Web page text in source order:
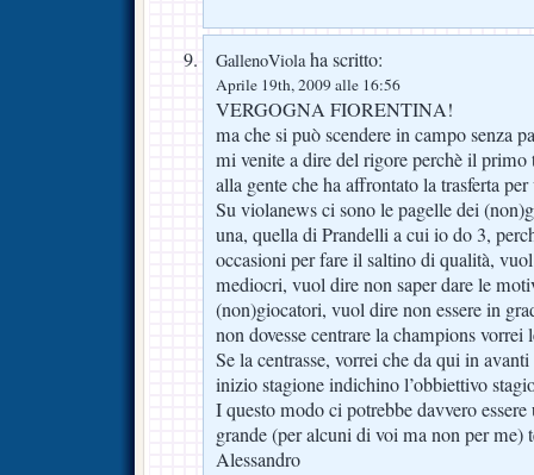
GallenoViolaha scritto:
Aprile 19th, 2009 alle 16:56
VERGOGNA FIORENTINA!
ma che si può scendere in campo senza
mi venite a dire del rigore perchè il primo
alla gente che ha affrontato la trasferta
Su violanews ci sono le pagelle dei
una, quella di Prandelli a cui io do 3,
occasioni per fare il saltino di qualità,
mediocri, vuol dire non saper dare le
(non)giocatori, vuol dire non essere in
non dovesse centrare la champions vorrei
Se la centrasse, vorrei che da qui in
inizio stagione indichino l’obbiettivo
I questo modo ci potrebbe davvero
grande (per alcuni di voi ma non per
Alessandro